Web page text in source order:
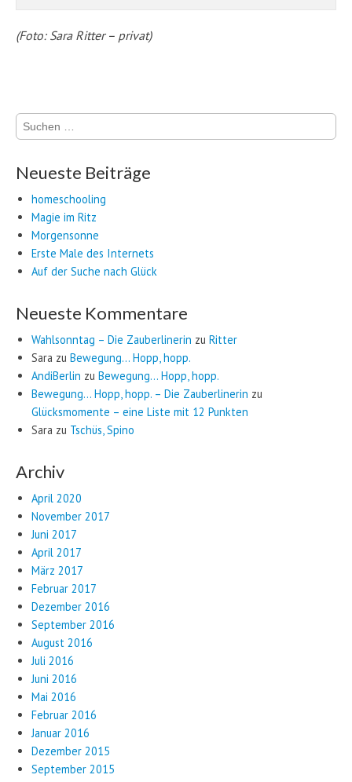
(Foto: Sara Ritter – privat)
Suchen
nach:
Neueste Beiträge
homeschooling
Magie im Ritz
Morgensonne
Erste Male des Internets
Auf der Suche nach Glück
Neueste Kommentare
Wahlsonntag – Die Zauberlinerin zu Ritter
Sara zu Bewegung… Hopp, hopp.
AndiBerlin zu Bewegung… Hopp, hopp.
Bewegung… Hopp, hopp. – Die Zauberlinerin zu
Glücksmomente – eine Liste mit 12 Punkten
Sara zu Tschüs, Spino
Archiv
April 2020
November 2017
Juni 2017
April 2017
März 2017
Februar 2017
Dezember 2016
September 2016
August 2016
Juli 2016
Juni 2016
Mai 2016
Februar 2016
Januar 2016
Dezember 2015
September 2015